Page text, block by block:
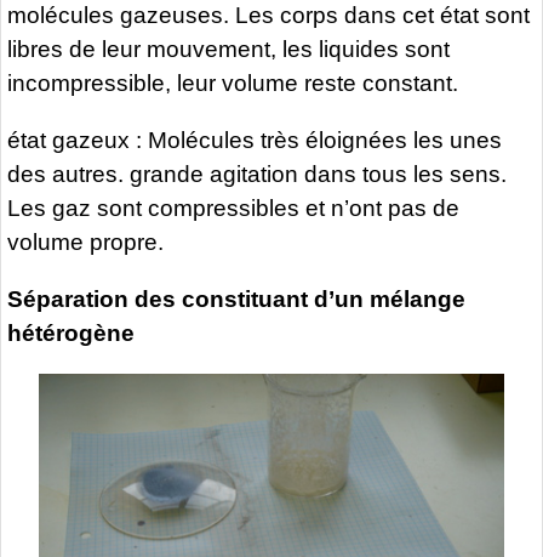
molécules gazeuses. Les corps dans cet état sont
libres de leur mouvement, les liquides sont
incompressible, leur volume reste constant.
état gazeux : Molécules très éloignées les unes
des autres. grande agitation dans tous les sens.
Les gaz sont compressibles et n’ont pas de
volume propre.
Séparation des constituant d’un mélange
hétérogène